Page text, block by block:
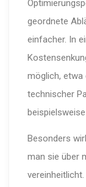
geordnete
einfacher. In
möglich, etwa
technischer
Besonders
man sie über